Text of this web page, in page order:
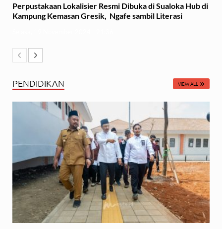
Perpustakaan Lokalisier Resmi Dibuka di Sualoka Hub di
Kampung Kemasan Gresik, Ngafe sambil Literasi
PENDIDIKAN VIEW ALL